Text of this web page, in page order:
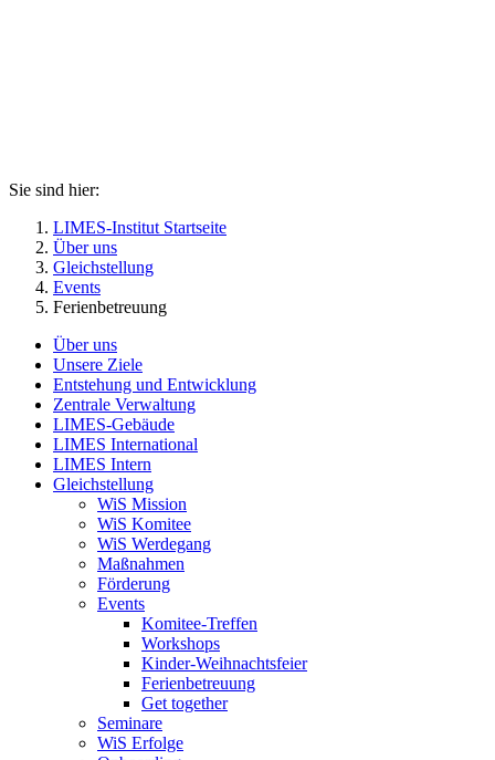
Sie sind hier:
LIMES-Institut Startseite
Über uns
Gleichstellung
Events
Ferienbetreuung
Über uns
Unsere Ziele
Entstehung und Entwicklung
Zentrale Verwaltung
LIMES-Gebäude
LIMES International
LIMES Intern
Gleichstellung
WiS Mission
WiS Komitee
WiS Werdegang
Maßnahmen
Förderung
Events
Komitee-Treffen
Workshops
Kinder-Weihnachtsfeier
Ferienbetreuung
Get together
Seminare
WiS Erfolge